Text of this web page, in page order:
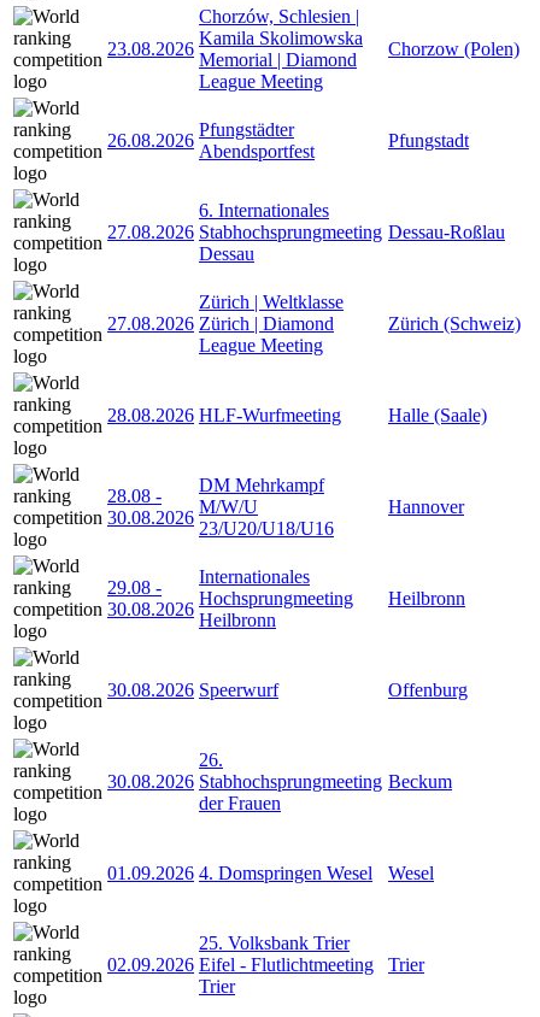
23.08.2026
Chorzów, Schlesien |
Kamila Skolimowska
Memorial | Diamond
League Meeting
Chorzow (Polen)
26.08.2026
Pfungstädter
Abendsportfest
Pfungstadt
27.08.2026
6. Internationales
Stabhochsprungmeeting
Dessau
Dessau-Roßlau
27.08.2026
Zürich | Weltklasse
Zürich | Diamond
League Meeting
Zürich (Schweiz)
28.08.2026 HLF-Wurfmeeting Halle (Saale)
28.08 -
30.08.2026
DM Mehrkampf
M/W/U
23/U20/U18/U16
Hannover
29.08 -
30.08.2026
Internationales
Hochsprungmeeting
Heilbronn
Heilbronn
30.08.2026 Speerwurf Offenburg
30.08.2026
26.
Stabhochsprungmeeting
der Frauen
Beckum
01.09.2026 4. Domspringen Wesel Wesel
02.09.2026
25. Volksbank Trier
Eifel - Flutlichtmeeting
Trier
Trier